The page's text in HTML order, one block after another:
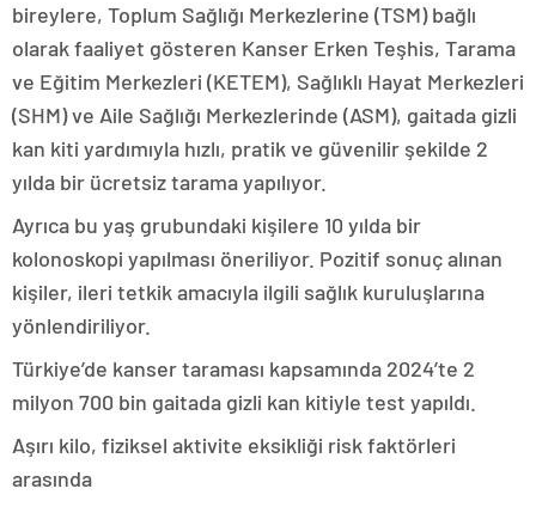
bireylere, Toplum Sağlığı Merkezlerine (TSM) bağlı
olarak faaliyet gösteren Kanser Erken Teşhis, Tarama
ve Eğitim Merkezleri (KETEM), Sağlıklı Hayat Merkezleri
(SHM) ve Aile Sağlığı Merkezlerinde (ASM), gaitada gizli
kan kiti yardımıyla hızlı, pratik ve güvenilir şekilde 2
yılda bir ücretsiz tarama yapılıyor.
Ayrıca bu yaş grubundaki kişilere 10 yılda bir
kolonoskopi yapılması öneriliyor. Pozitif sonuç alınan
kişiler, ileri tetkik amacıyla ilgili sağlık kuruluşlarına
yönlendiriliyor.
Türkiye’de kanser taraması kapsamında 2024’te 2
milyon 700 bin gaitada gizli kan kitiyle test yapıldı.
Aşırı kilo, fiziksel aktivite eksikliği risk faktörleri
arasında